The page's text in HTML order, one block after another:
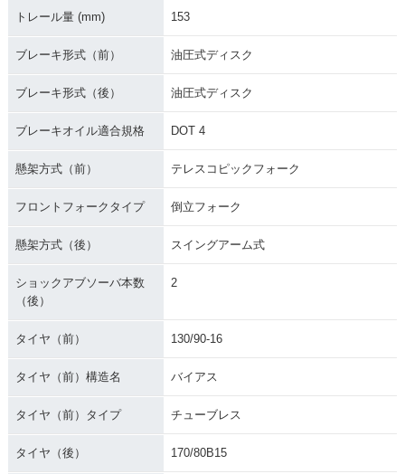
トレール量 (mm) 153
ブレーキ形式（前） 油圧式ディスク
ブレーキ形式（後） 油圧式ディスク
ブレーキオイル適合規格 DOT 4
懸架方式（前） テレスコピックフォーク
フロントフォークタイプ 倒立フォーク
懸架方式（後） スイングアーム式
ショックアブソーバ本数
（後）
2
タイヤ（前） 130/90-16
タイヤ（前）構造名 バイアス
タイヤ（前）タイプ チューブレス
タイヤ（後） 170/80B15